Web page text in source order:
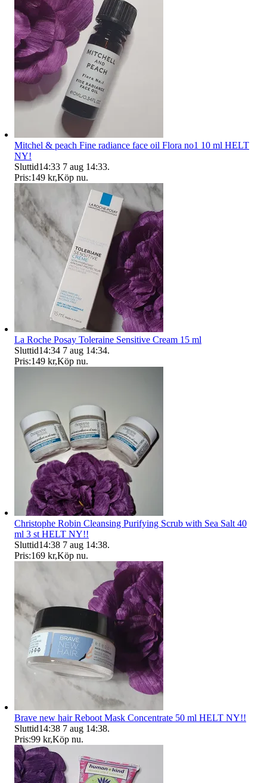
Mitchel & peach Fine radiance face oil Flora no1 10 ml HELT
NY!
Sluttid14:33 7 aug 14:33.
Pris:149 kr,Köp nu.
La Roche Posay Toleraine Sensitive Cream 15 ml
Sluttid14:34 7 aug 14:34.
Pris:149 kr,Köp nu.
Christophe Robin Cleansing Purifying Scrub with Sea Salt 40
ml 3 st HELT NY!!
Sluttid14:38 7 aug 14:38.
Pris:169 kr,Köp nu.
Brave new hair Reboot Mask Concentrate 50 ml HELT NY!!
Sluttid14:38 7 aug 14:38.
Pris:99 kr,Köp nu.